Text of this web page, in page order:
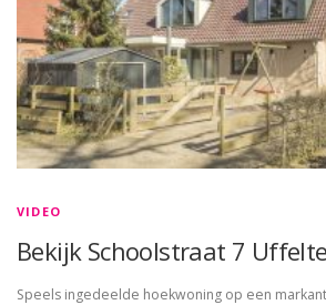
VIDEO
Bekijk Schoolstraat 7 Uffelte
Speels ingedeelde hoekwoning op een